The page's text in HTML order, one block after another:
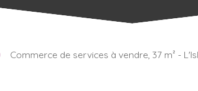
Commerce de services à vendre, 37 m² -